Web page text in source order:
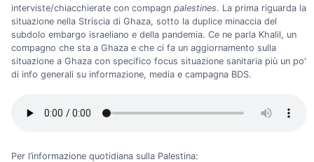
interviste/chiacchierate con compagn palestines. La prima riguarda la
situazione nella Striscia di Ghaza, sotto la duplice minaccia del
subdolo embargo israeliano e della pandemia. Ce ne parla Khalil, un
compagno che sta a Ghaza e che ci fa un aggiornamento sulla
situazione a Ghaza con specifico focus situazione sanitaria più un po'
di info generali su informazione, media e campagna BDS.
Per l’informazione quotidiana sulla Palestina: